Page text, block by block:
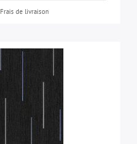
Frais de livraison